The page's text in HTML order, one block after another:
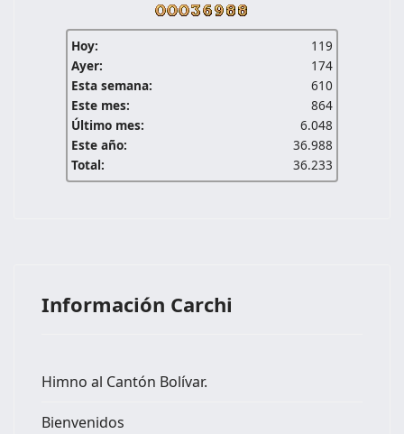
Hoy:
119
Ayer:
174
Esta semana:
610
Este mes:
864
Último mes:
6.048
Este año:
36.988
Total:
36.233
Información Carchi
Himno al Cantón Bolívar.
Bienvenidos